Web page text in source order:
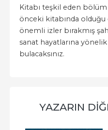
Kitabı teşkil eden
önceki kitabında
önemli izler bırakmış
sanat hayatlarına
bulacaksınız.
YAZARIN